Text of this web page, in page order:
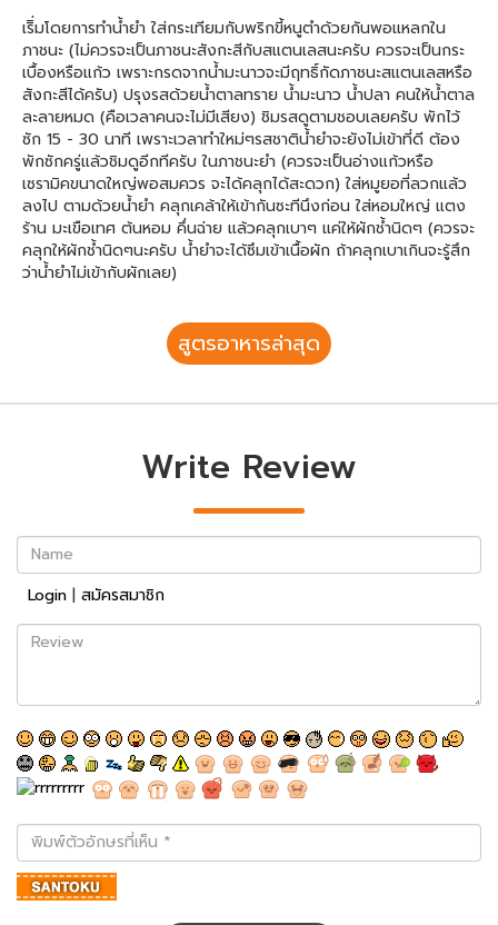
เริิ่มโดยการทำน้ำยำ ใส่กระเทียมกับพริกขี้หนูตำด้วยกันพอแหลกใน
ภาชนะ (ไม่ควรจะเป็นภาชนะสังกะสีกับสแตนเลสนะครับ ควรจะเป็นกระ
เบื้องหรือแก้ว เพราะกรดจากน้ำมะนาวจะมีฤทธิ์กัดภาชนะสแตนเลสหรือ
สังกะสีได้ครับ) ปรุงรสด้วยน้ำตาลทราย น้ำมะนาว น้ำปลา คนให้น้ำตาล
ละลายหมด (คือเวลาคนจะไม่มีเสียง) ชิมรสดูตามชอบเลยครับ พักไว้
ซัก 15 - 30 นาที เพราะเวลาทำใหม่ๆรสชาติน้ำยำจะยังไม่เข้าที่ดี ต้อง
พักซักครู่แล้วชิมดูอีกทีครับ ในภาชนะยำ (ควรจะเป็นอ่างแก้วหรือ
เซรามิคขนาดใหญ่พอสมควร จะได้คลุกได้สะดวก) ใส่หมูยอที่ลวกแล้ว
ลงไป ตามด้วยน้ำยำ คลุกเคล้าให้เข้ากันซะทีนึงก่อน ใส่หอมใหญ่ แตง
ร้าน มะเขือเทศ ต้นหอม คึ่นฉ่าย แล้วคลุกเบาๆ แค่ให้ผักช้ำนิดๆ (ควรจะ
คลุกให้ผักช้ำนิดๆนะครับ น้ำยำจะได้ซึมเข้าเนื้อผัก ถ้าคลุกเบาเกินจะรู้สึก
ว่าน้ำยำไม่เข้ากับผักเลย)
สูตรอาหารล่าสุด
Write Review
Name
Login | สมัครสมาชิก
Review
พิมพ์
ตัว
อักษร
ที่